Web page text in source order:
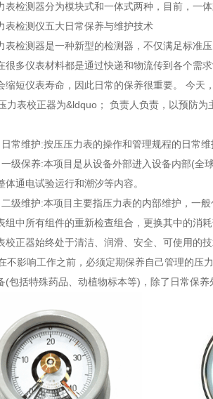
表检测器分为模块式和一体式两种，目前，一
表检测仪五大日常保养与维护技术
表检测器是一种新型的检测器，不仅满足标准
很多仪表材料都是通过快递和物流传到各个需
缩短仪表寿命，因此日常的保养很重要。 今天
力表校正器为&ldquo； 负责人负责，以预防
常维护:按压压力表的操作和管理规程的日常
级保养:本项目是从设备外部进入设备内部(全
体通电试验运行和潮汐等内容。
级维护:本项目主要指压力表的内部维护，一
组中所有组件的重新检查组合，更换其中的消
校正器始终处于清洁、润滑、安全、可使用的技
不影响工作之前，必须定期保养自己管理的压
(包括特殊药品、动植物标本等)，除了日常保